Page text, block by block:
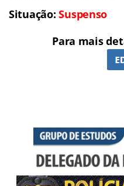
Situação:Suspenso
Para mais